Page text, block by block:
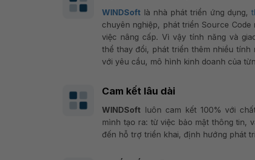
WINDSoft là nhà phát triển ứng dụng,
chuyên nghiệp, phát triển Source Code
việc nâng cấp. Vì vậy tính năng và
thể thay đổi, phát triển thêm nhiều tính
với yêu cầu, mô hình kinh doanh của
Cam kết lâu dài
WINDSoft luôn cam kết 100% với
mình tạo ra: từ việc bảo mật thông tin,
đến hỗ trợ triển khai, định hướng phát